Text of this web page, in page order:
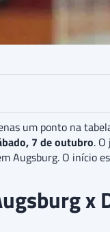
um ponto na
7 de outubro.
Augsburg. O início
x